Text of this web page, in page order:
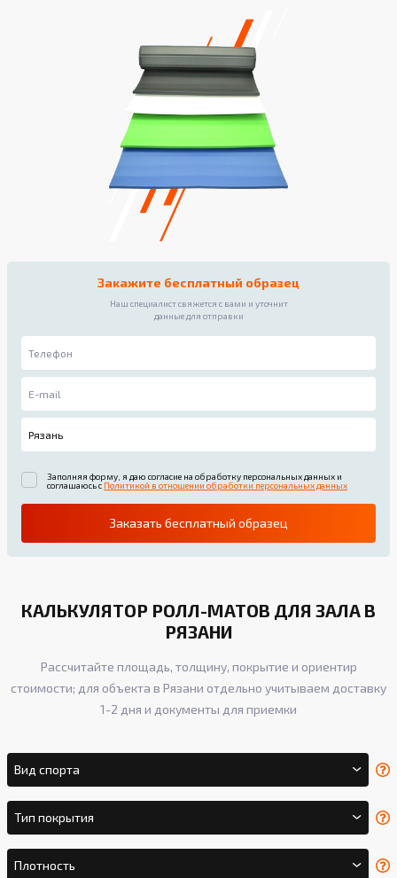
Закажите бесплатный образец
Наш специалист свяжется с вами и уточнит
данные для отправки
Заполняя форму, я даю согласие на обработку персональных данных и
соглашаюсь с Политикой в отношении обработки персональных данных
Заказать бесплатный образец
КАЛЬКУЛЯТОР РОЛЛ-МАТОВ ДЛЯ ЗАЛА В
РЯЗАНИ
Рассчитайте площадь, толщину, покрытие и ориентир
стоимости; для объекта в Рязани отдельно учитываем доставку
1-2 дня и документы для приемки
Вид спорта
Тип покрытия
Плотность